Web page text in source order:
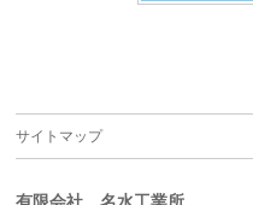
サイトマップ